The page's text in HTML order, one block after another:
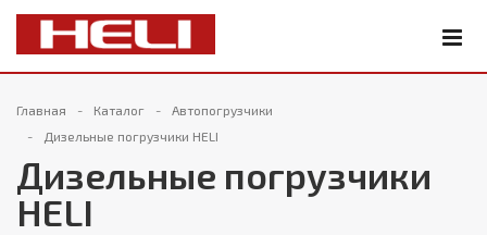
Главная Каталог
Автопогрузчики
Дизельные погрузчики HELI
Дизельные погрузчики
HELI